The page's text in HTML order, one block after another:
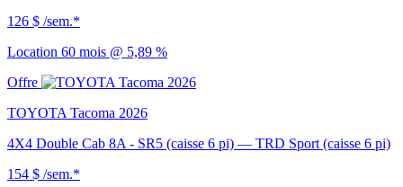
126 $ /sem.*
Location 60 mois @ 5,89 %
Offre
TOYOTA Tacoma 2026
4X4 Double Cab 8A - SR5 (caisse 6 pi) — TRD Sport (caisse 6 pi)
154 $ /sem.*